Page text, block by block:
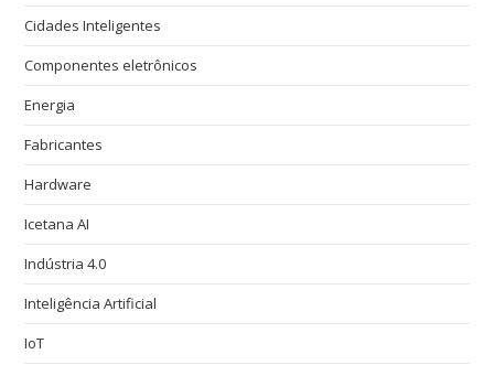
Cidades Inteligentes
Componentes eletrônicos
Energia
Fabricantes
Hardware
Icetana AI
Indústria 4.0
Inteligência Artificial
IoT